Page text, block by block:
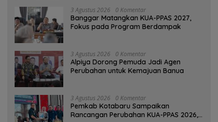
3 Agustus 2026 0 Komentar
‎Banggar Matangkan KUA-PPAS 2027,
Fokus pada Program Berdampak
3 Agustus 2026 0 Komentar
‎Alpiya Dorong Pemuda Jadi Agen
Perubahan untuk Kemajuan Banua ‎
3 Agustus 2026 0 Komentar
Pemkab Kotabaru Sampaikan
Rancangan Perubahan KUA-PPAS 2026,